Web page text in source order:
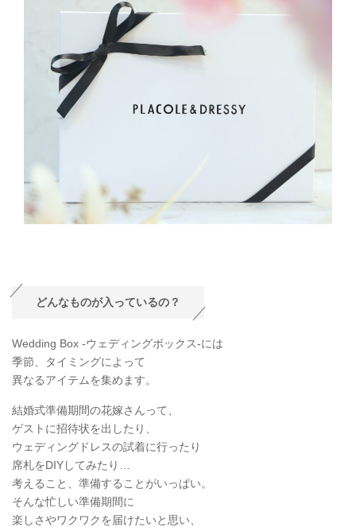
どんなものが入っているの？
Wedding Box -ウェディングボックス-には
季節、タイミングによって
異なるアイテムを集めます。
結婚式準備期間の花嫁さんって、
ゲストに招待状を出したり、
ウェディングドレスの試着に行ったり
席札をDIYしてみたり…
考えること、準備することがいっぱい。
そんな忙しい準備期間に
楽しさやワクワクを届けたいと思い、